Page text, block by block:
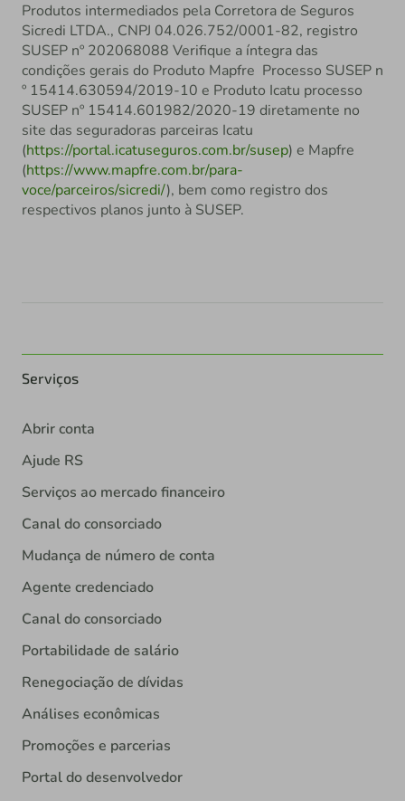
Produtos intermediados pela Corretora de Seguros
Sicredi LTDA., CNPJ 04.026.752/0001-82, registro
SUSEP nº 202068088 Verifique a íntegra das
condições gerais do Produto Mapfre Processo SUSEP n
º 15414.630594/2019-10 e Produto Icatu processo
SUSEP nº 15414.601982/2020-19 diretamente no
site das seguradoras parceiras Icatu
(https://portal.icatuseguros.com.br/susep) e Mapfre
(https://www.mapfre.com.br/para-
voce/parceiros/sicredi/), bem como registro dos
respectivos planos junto à SUSEP.
Serviços
Abrir conta
Ajude RS
Serviços ao mercado financeiro
Canal do consorciado
Mudança de número de conta
Agente credenciado
Canal do consorciado
Portabilidade de salário
Renegociação de dívidas
Análises econômicas
Promoções e parcerias
Portal do desenvolvedor